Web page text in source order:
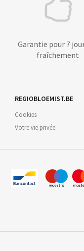
Garantie pour 7
fraîchement
REGIOBLOEMIST.BE
Cookies
Votre vie privée